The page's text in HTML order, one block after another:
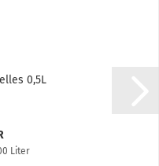
0,5L
Liter